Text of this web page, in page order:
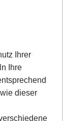
Ihrer
Ihre
dieser